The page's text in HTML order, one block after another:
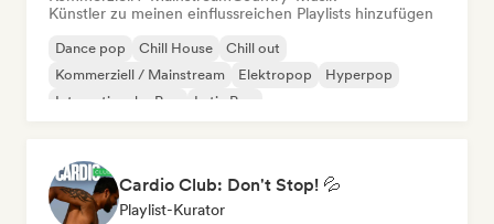
Künstler zu meinen einflussreichen Playlists hinzufügen
Dance pop Chill House
Chill out
Kommerziell / Mainstream
Elektropop
Hyperpop
Internationaler Pop
Latin Pop
Cardio Club: Don't Stop! 💦
Playlist-Kurator